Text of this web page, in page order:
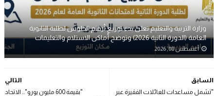
وزارة التربية والتعليم تعلن بدء توزيع أرقام الجلوس لطلبة الثانوية
العامة (الدورة الثانية 2026) وتوضح أماكن الاستلام والتعليمات
أغسطس 08, 2026
التالي
"بقيمة 600 مليون يورو".. الاتحاد
السابق
"تشمل مساعدات للعائلات الفقيرة عبر